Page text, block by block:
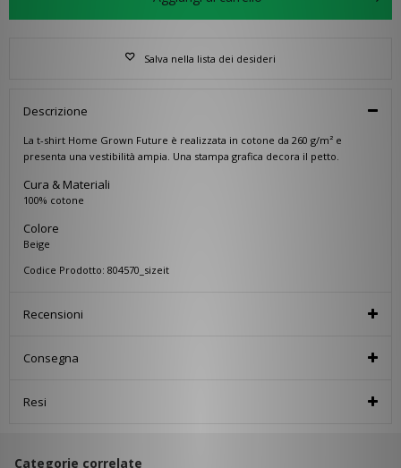
Salva nella lista dei desideri
Descrizione
La t-shirt Home Grown Future è realizzata in cotone da 260 g/m² e
presenta una vestibilità ampia. Una stampa grafica decora il petto.
Cura & Materiali
100% cotone
Colore
Beige
Codice Prodotto: 804570_sizeit
Recensioni
Consegna
Resi
Categorie correlate